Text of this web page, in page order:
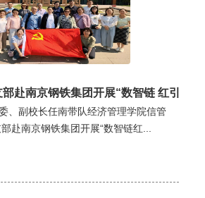
赴南京钢铁集团开展“数智链 红引擎”
、副校长任南带队经济管理学院信管
赴南京钢铁集团开展“数智链红...